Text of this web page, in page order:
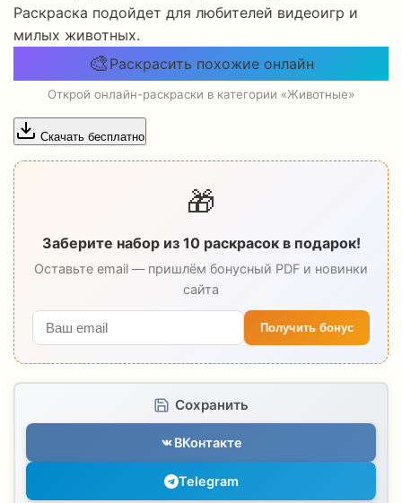
Раскраска подойдет для любителей видеоигр и
милых животных.
🎨 Раскрасить похожие онлайн
Открой онлайн-раскраски в категории «Животные»
Скачать бесплатно
🎁
Заберите набор из 10 раскрасок в подарок!
Оставьте email — пришлём бонусный PDF и новинки
сайта
Получить бонус
Сохранить
ВКонтакте
Telegram